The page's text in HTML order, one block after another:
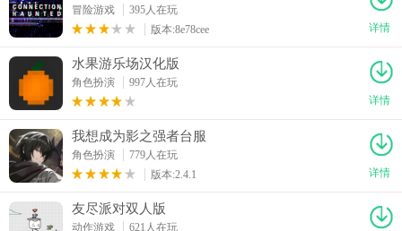
冒险游戏
395人在玩
版本:8e78cee
详情
水果游乐场汉化版
角色扮演
997人在玩
详情
我想成为影之强者台服
角色扮演
779人在玩
版本:2.4.1
详情
友尽派对双人版
动作游戏 621人在玩